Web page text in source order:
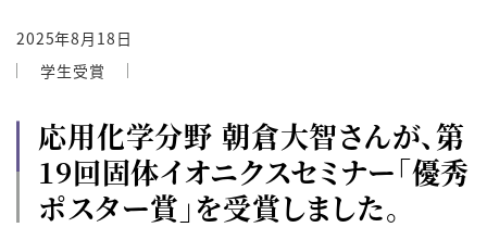
2025年8月18日
学生受賞
応用化学分野 朝倉大智さんが、第
19回固体イオニクスセミナー「優秀
ポスター賞」を受賞しました。